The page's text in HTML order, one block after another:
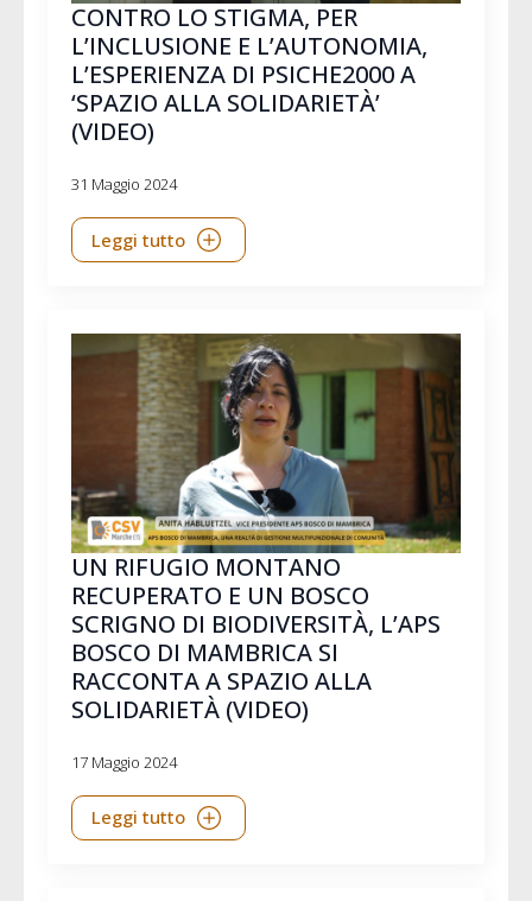
CONTRO LO STIGMA, PER
L’INCLUSIONE E L’AUTONOMIA,
L’ESPERIENZA DI PSICHE2000 A
‘SPAZIO ALLA SOLIDARIETÀ’
(VIDEO)
31 Maggio 2024
Leggi tutto
UN RIFUGIO MONTANO
RECUPERATO E UN BOSCO
SCRIGNO DI BIODIVERSITÀ, L’APS
BOSCO DI MAMBRICA SI
RACCONTA A SPAZIO ALLA
SOLIDARIETÀ (VIDEO)
17 Maggio 2024
Leggi tutto